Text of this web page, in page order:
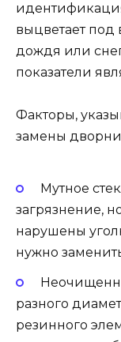
выцветает под
дождя или
показатели
Факторы,
замены
Мутное
загрязнение,
нарушены
нужно
разного
резинного